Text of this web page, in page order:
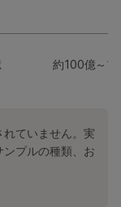
約100億～
ていません。実
プルの種類、お